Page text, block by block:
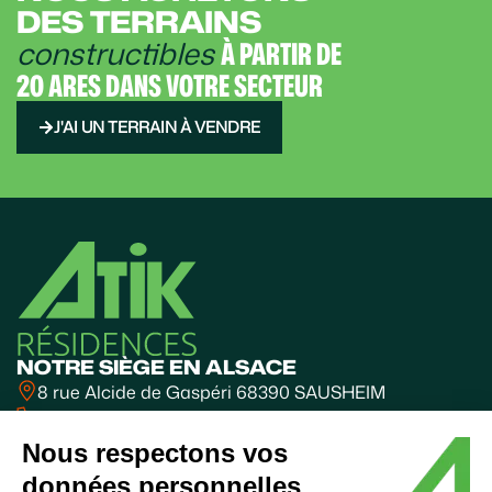
Nous respectons vos
données personnelles
DES TERRAINS
constructiblesÀ PARTIR DE
20 ARES DANS VOTRE SECTEUR
J'AI UN TERRAIN À VENDRE
NOTRE SIÈGE EN ALSACE
8 rue Alcide de Gaspéri 68390 SAUSHEIM
03 89 31 10 31
BUREAUX FRANCHE-COMTÉ
Valparc - BESANÇON